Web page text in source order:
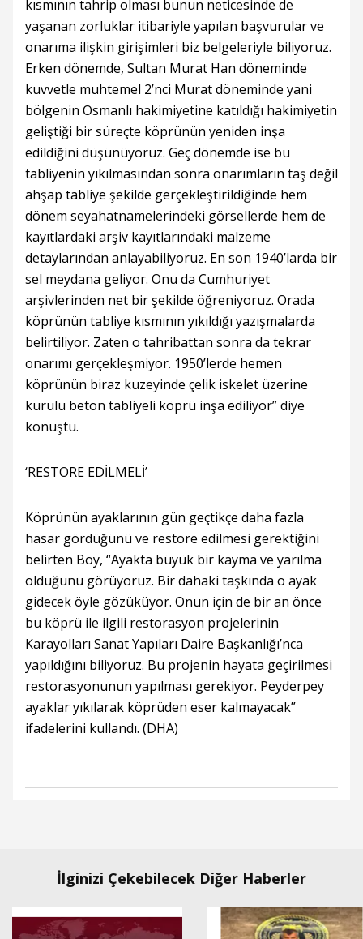
kısmının tahrip olması bunun neticesinde de
yaşanan zorluklar itibariyle yapılan başvurular ve
onarıma ilişkin girişimleri biz belgeleriyle biliyoruz.
Erken dönemde, Sultan Murat Han döneminde
kuvvetle muhtemel 2’nci Murat döneminde yani
bölgenin Osmanlı hakimiyetine katıldığı hakimiyetin
geliştiği bir süreçte köprünün yeniden inşa
edildiğini düşünüyoruz. Geç dönemde ise bu
tabliyenin yıkılmasından sonra onarımların taş değil
ahşap tabliye şekilde gerçekleştirildiğinde hem
dönem seyahatnamelerindeki görsellerde hem de
kayıtlardaki arşiv kayıtlarındaki malzeme
detaylarından anlayabiliyoruz. En son 1940’larda bir
sel meydana geliyor. Onu da Cumhuriyet
arşivlerinden net bir şekilde öğreniyoruz. Orada
köprünün tabliye kısmının yıkıldığı yazışmalarda
belirtiliyor. Zaten o tahribattan sonra da tekrar
onarımı gerçekleşmiyor. 1950’lerde hemen
köprünün biraz kuzeyinde çelik iskelet üzerine
kurulu beton tabliyeli köprü inşa ediliyor” diye
konuştu.
‘RESTORE EDİLMELİ’
Köprünün ayaklarının gün geçtikçe daha fazla
hasar gördüğünü ve restore edilmesi gerektiğini
belirten Boy, “Ayakta büyük bir kayma ve yarılma
olduğunu görüyoruz. Bir dahaki taşkında o ayak
gidecek öyle gözüküyor. Onun için de bir an önce
bu köprü ile ilgili restorasyon projelerinin
Karayolları Sanat Yapıları Daire Başkanlığı’nca
yapıldığını biliyoruz. Bu projenin hayata geçirilmesi
restorasyonunun yapılması gerekiyor. Peyderpey
ayaklar yıkılarak köprüden eser kalmayacak”
ifadelerini kullandı. (DHA)
İlginizi Çekebilecek Diğer Haberler